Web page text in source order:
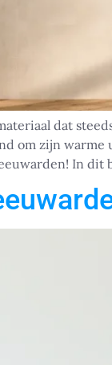
dat
om zijn
In dit